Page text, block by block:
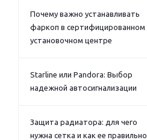
Почему важно устанавливать
фаркоп в сертифицированном
установочном центре
Starline или Pandora: Выбор
надежной автосигнализации
Защита радиатора: для чего
нужна сетка и как ее правильно